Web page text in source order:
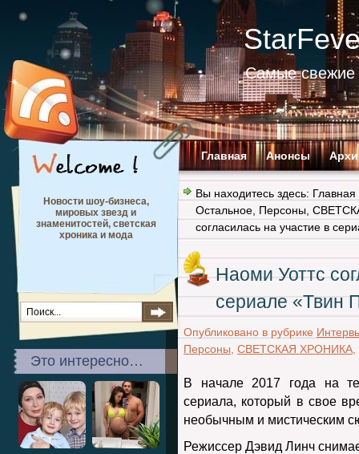
Самые свежие
Главная Анонсы
Новости шоу-бизнеса,
мировых звезд и
знаменитостей, светская
хроника и мода
Это интересно…
Вы находитесь здесь: Главная
Остальное Персоны
согласилась на участие в
Наоми Уоттс
сериале «Твин
Опубликовано в рубрике
Персоны СВЕТСКАЯ ХРОНИКА
В начале 2017 года на
сериала, который в свое
необычным и мистическим
Режиссер Дэвид Линч